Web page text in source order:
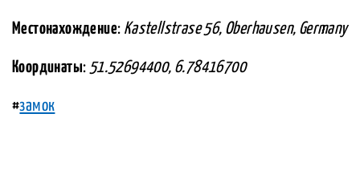
Местонахождение: Kastellstrase 56, Oberhausen, Germany
Координаты: 51.52694400, 6.78416700
#замок